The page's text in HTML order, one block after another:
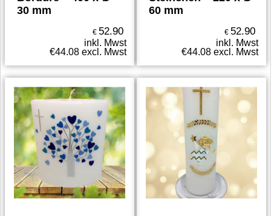
30 mm
€ 52.90
inkl. Mwst
€44.08 excl. Mwst
60 mm
€ 52.90
inkl. Mwst
€44.08 excl. Mwst